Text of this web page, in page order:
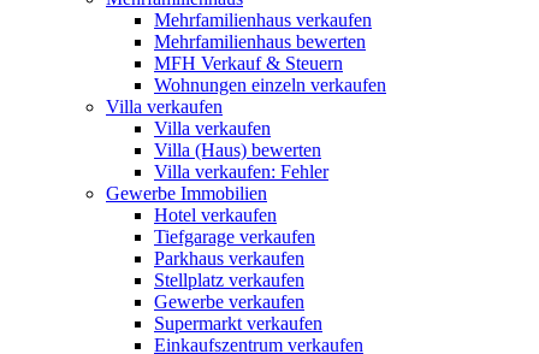
Mehrfamilienhaus verkaufen
Mehrfamilienhaus bewerten
MFH Verkauf & Steuern
Wohnungen einzeln verkaufen
Villa verkaufen
Villa verkaufen
Villa (Haus) bewerten
Villa verkaufen: Fehler
Gewerbe Immobilien
Hotel verkaufen
Tiefgarage verkaufen
Parkhaus verkaufen
Stellplatz verkaufen
Gewerbe verkaufen
Supermarkt verkaufen
Einkaufszentrum verkaufen